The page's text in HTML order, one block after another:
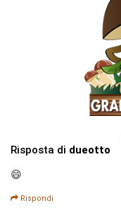
Risposta di dueotto
😄
Rispondi